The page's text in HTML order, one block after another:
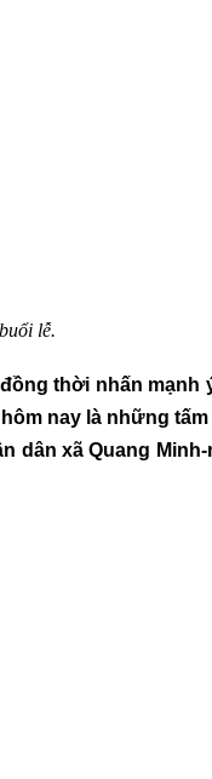
lễ.
thời nhấn mạnh
nay là những
dân xã Quang